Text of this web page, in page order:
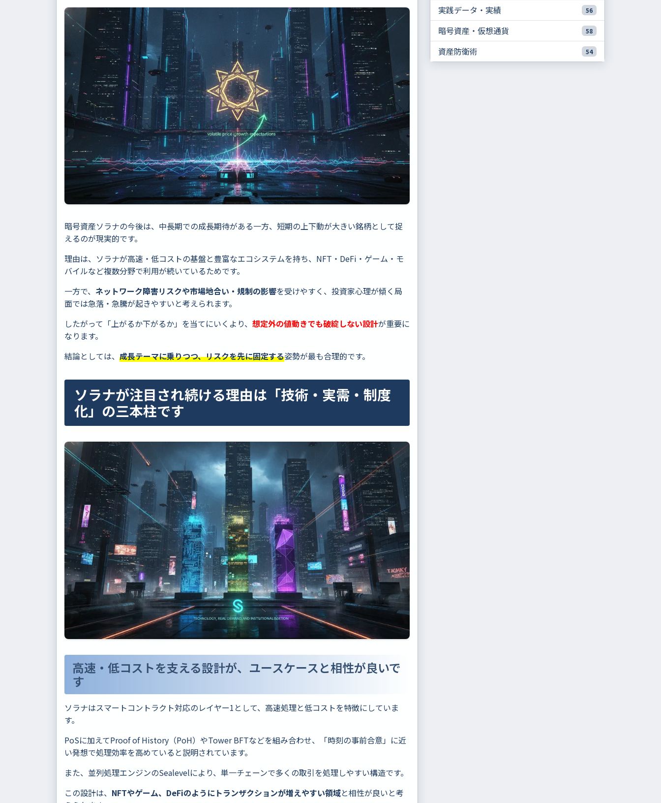
暗号資産ソラナの今後は、中長期での成長期待がある一方、短期の上下動が大きい銘柄として捉
えるのが現実的です。
理由は、ソラナが高速・低コストの基盤と豊富なエコシステムを持ち、NFT・DeFi・ゲーム・モ
バイルなど複数分野で利用が続いているためです。
一方で、 ネットワーク障害リスクや市場地合い・規制の影響を受けやすく、投資家心理が傾く局
面では急落・急騰が起きやすいと考えられます。
したがって「上がるか下がるか」を当てにいくより、 想定外の値動きでも破綻しない設計が重要に
なります。
結論としては、 成長テーマに乗りつつ、リスクを先に固定する姿勢が最も合理的です。
ソラナが注目され続ける理由は「技術・実需・制度
化」の三本柱です
高速・低コストを支える設計が、ユースケースと相性が良いで
す
ソラナはスマートコントラクト対応のレイヤー1として、高速処理と低コストを特徴にしていま
す。
PoSに加えてProof of History（PoH）やTower BFTなどを組み合わせ、「時刻の事前合意」に近
い発想で処理効率を高めていると説明されています。
また、並列処理エンジンのSealevelにより、単一チェーンで多くの取引を処理しやすい構造です。
この設計は、 NFTやゲーム、DeFiのようにトランザクションが増えやすい領域と相性が良いと考
実践データ・実績 56
暗号資産・仮想通貨 58
資産防衛術 54